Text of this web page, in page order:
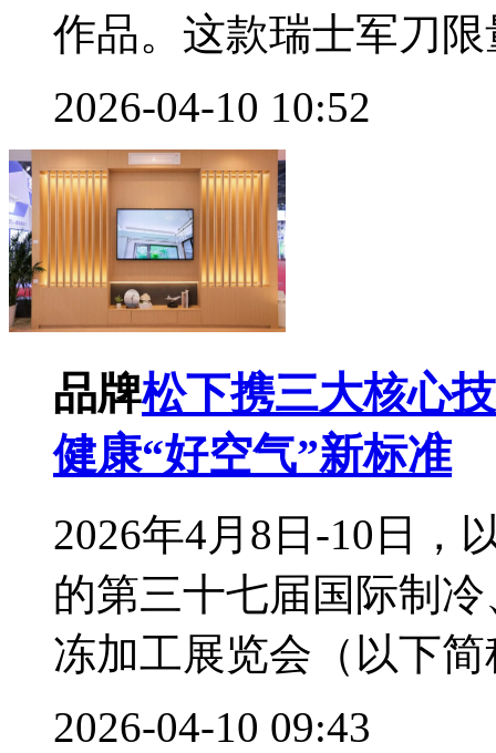
作品。这款瑞士军刀限
2026-04-10 10:52
品牌松下携三大核心
健康“好空气”新标准
2026年4月8日-10日，
的第三十七届国际制
冻加工展览会（以下简
2026-04-10 09:43